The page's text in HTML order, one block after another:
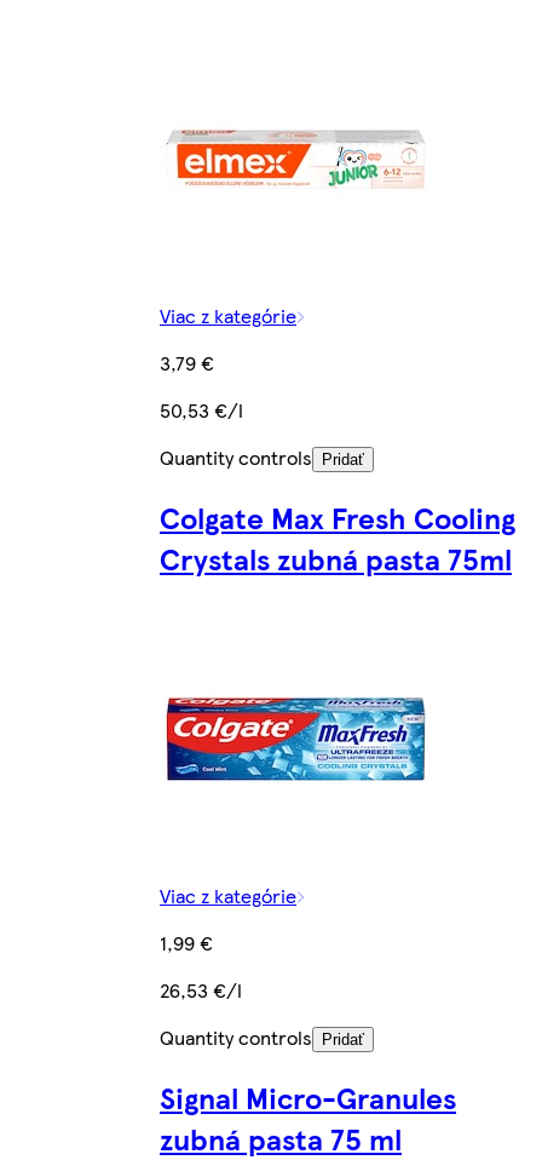
Viac z kategórie
3,79 €
50,53 €/l
Quantity controls
Pridať
Colgate Max Fresh Cooling
Crystals zubná pasta 75ml
Viac z kategórie
1,99 €
26,53 €/l
Quantity controls
Pridať
Signal Micro-Granules
zubná pasta 75 ml